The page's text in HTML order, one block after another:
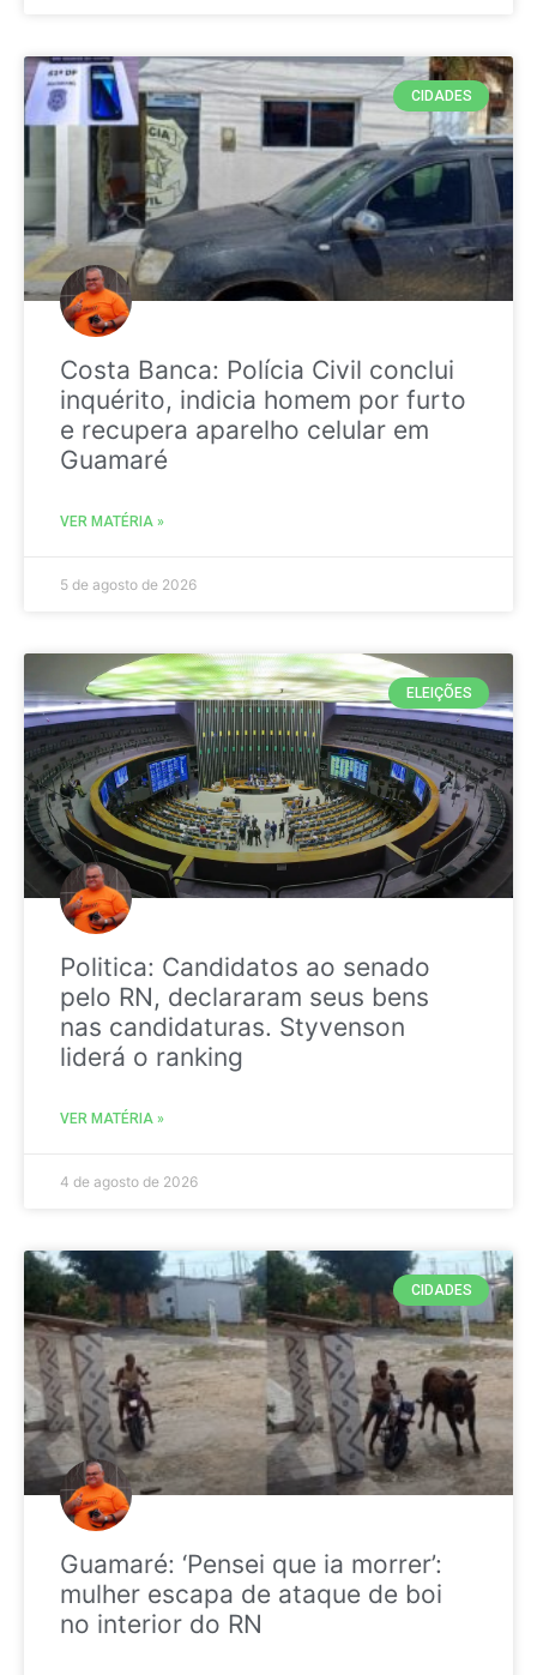
CIDADES
Costa Banca: Polícia Civil conclui
inquérito, indicia homem por furto
e recupera aparelho celular em
Guamaré
VER MATÉRIA »
5 de agosto de 2026
ELEIÇÕES
Politica: Candidatos ao senado
pelo RN, declararam seus bens
nas candidaturas. Styvenson
liderá o ranking
VER MATÉRIA »
4 de agosto de 2026
CIDADES
Guamaré: ‘Pensei que ia morrer’:
mulher escapa de ataque de boi
no interior do RN